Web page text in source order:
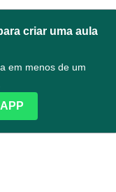
criar uma aula
em menos de um